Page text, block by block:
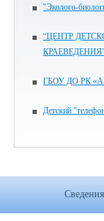
"Эколого-
“ЦЕНТР
ГБОУ ДО РК
Детский